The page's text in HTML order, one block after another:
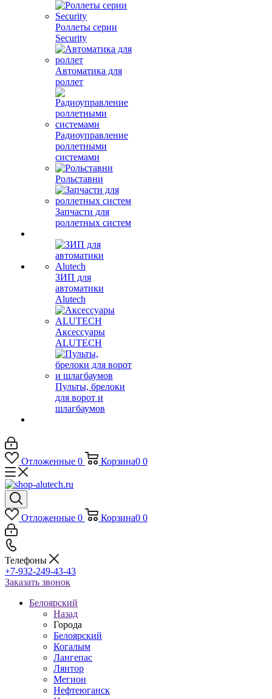
Роллеты серии
Security
Автоматика для
роллет
Радиоуправление
роллетными
системами
Рольставни
Запчасти для
роллетных систем
ЗИП для
автоматики
Alutech
Аксессуары
ALUTECH
Пульты, брелоки
для ворот и
шлагбаумов
Отложенные 0 Корзина0 0
Отложенные 0 Корзина0 0
Телефоны
+7-932-249-43-43
Заказать звонок
Белоярский
Назад
Города
Белоярский
Когалым
Лангепас
Лянтор
Мегион
Нефтеюганск